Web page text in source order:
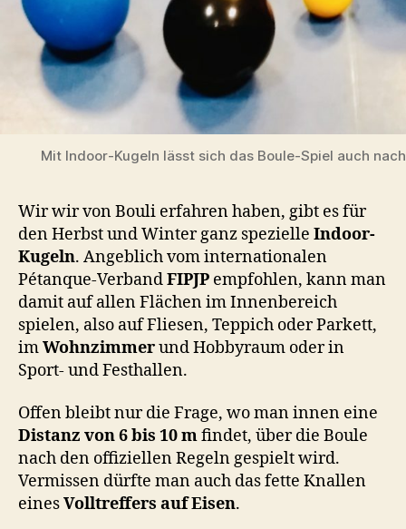
Mit Indoor-Kugeln lässt sich das Boule-Spiel auch
Wir wir von Bouli erfahren haben, gibt es für
den Herbst und Winter ganz spezielle Indoor-
Kugeln. Angeblich vom internationalen
Pétanque-VerbandFIPJP empfohlen, kann man
damit auf allen Flächen im Innenbereich
spielen, also auf Fliesen, Teppich oder Parkett,
imWohnzimmerund Hobbyraum oder in
Sport- und Festhallen.
Offen bleibt nur die Frage, wo man innen eine
Distanz von 6 bis 10 mfindet, über die Boule
nach den offiziellen Regeln gespielt wird.
Vermissen dürfte man auch das fette Knallen
einesVolltreffers auf Eisen.